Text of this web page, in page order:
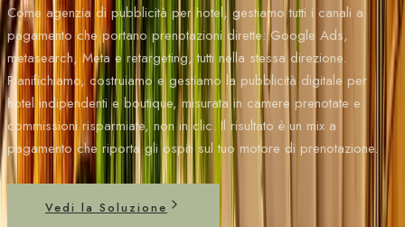
Come agenzia di pubblicità per hotel, gestiamo tutti i canali a
pagamento che portano prenotazioni dirette: Google Ads,
metasearch, Meta e retargeting, tutti nella stessa direzione.
Pianifichiamo, costruiamo e gestiamo la pubblicità digitale per
hotel indipendenti e boutique, misurata in camere prenotate e
commissioni risparmiate, non in clic. Il risultato è un mix a
pagamento che riporta gli ospiti sul tuo motore di prenotazione.
Vedi la Soluzione